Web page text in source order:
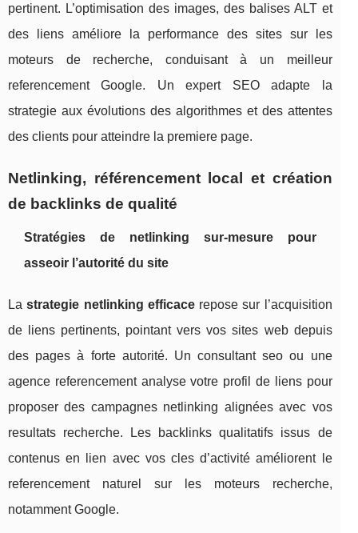
pertinent. L’optimisation des images, des balises ALT et
des liens améliore la performance des sites sur les
moteurs de recherche, conduisant à un meilleur
referencement Google. Un expert SEO adapte la
strategie aux évolutions des algorithmes et des attentes
des clients pour atteindre la premiere page.
Netlinking, référencement local et création
de backlinks de qualité
Stratégies de netlinking sur-mesure pour
asseoir l’autorité du site
Lastrategie netlinking efficacerepose sur l’acquisition
de liens pertinents, pointant vers vos sites web depuis
des pages à forte autorité. Un consultant seo ou une
agence referencement analyse votre profil de liens pour
proposer des campagnes netlinking alignées avec vos
resultats recherche. Les backlinks qualitatifs issus de
contenus en lien avec vos cles d’activité améliorent le
referencement naturel sur les moteurs recherche,
notamment Google.